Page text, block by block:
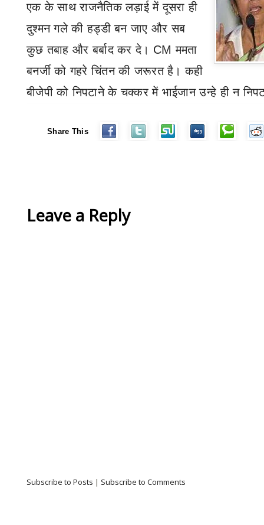
एकके साथ राजनैतिक लड़ाई मेंदूसरा ही
दुश्मन गले की हड्डी बन जाए और सब
कुछ तबाह और बर्बाद कर दे। CMममता
बनर्जी को गहरे चिंतन की जरूरत है। कही
बीजेपीको निपटाने के चक्कर में भाईजानउन्हे ही न
Share This
Leave a Reply
Subscribe to Posts | Subscribe to Comments